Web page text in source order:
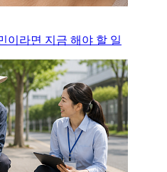
이라면 지금 해야 할 일